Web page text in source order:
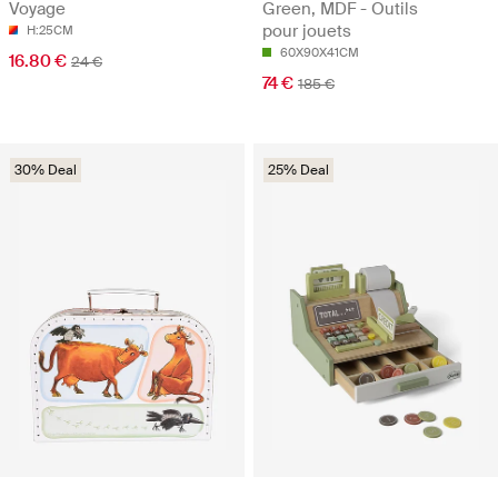
Voyage
H:25CM
16.80 € 24 €
Green, MDF - Outils
pour jouets
60X90X41CM
74 € 185 €
30% Deal 25% Deal